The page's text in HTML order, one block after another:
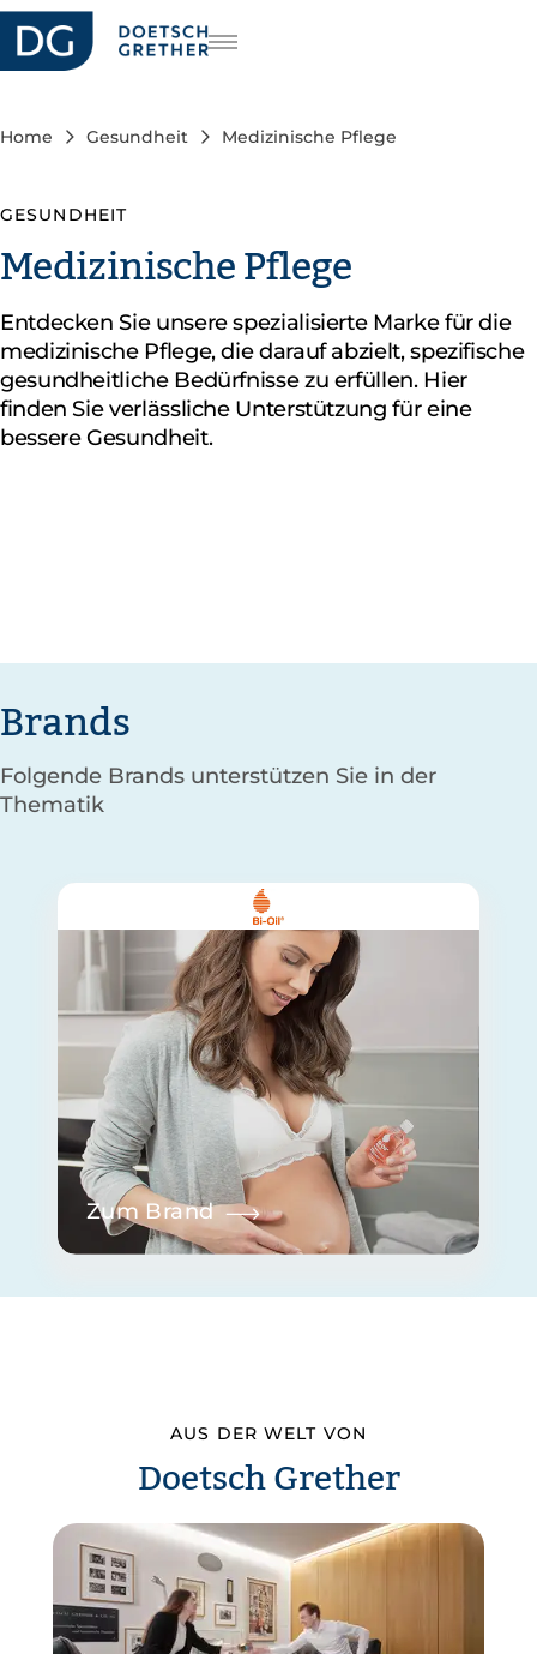
IT
Home Gesundheit Medizinische Pflege
GESUNDHEIT
Medizinische Pflege
Entdecken Sie unsere spezialisierte Marke für die
medizinische Pflege, die darauf abzielt, spezifische
gesundheitliche Bedürfnisse zu erfüllen. Hier
finden Sie verlässliche Unterstützung für eine
bessere Gesundheit.
Brands
Folgende Brands unterstützen Sie in der
Thematik
Zum Brand
AUS DER WELT VON
Doetsch Grether